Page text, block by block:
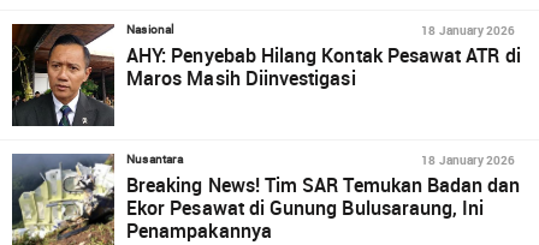
Nasional 18 January 2026
AHY: Penyebab Hilang Kontak Pesawat ATR di
Maros Masih Diinvestigasi
Nusantara 18 January 2026
Breaking News! Tim SAR Temukan Badan dan
Ekor Pesawat di Gunung Bulusaraung, Ini
Penampakannya